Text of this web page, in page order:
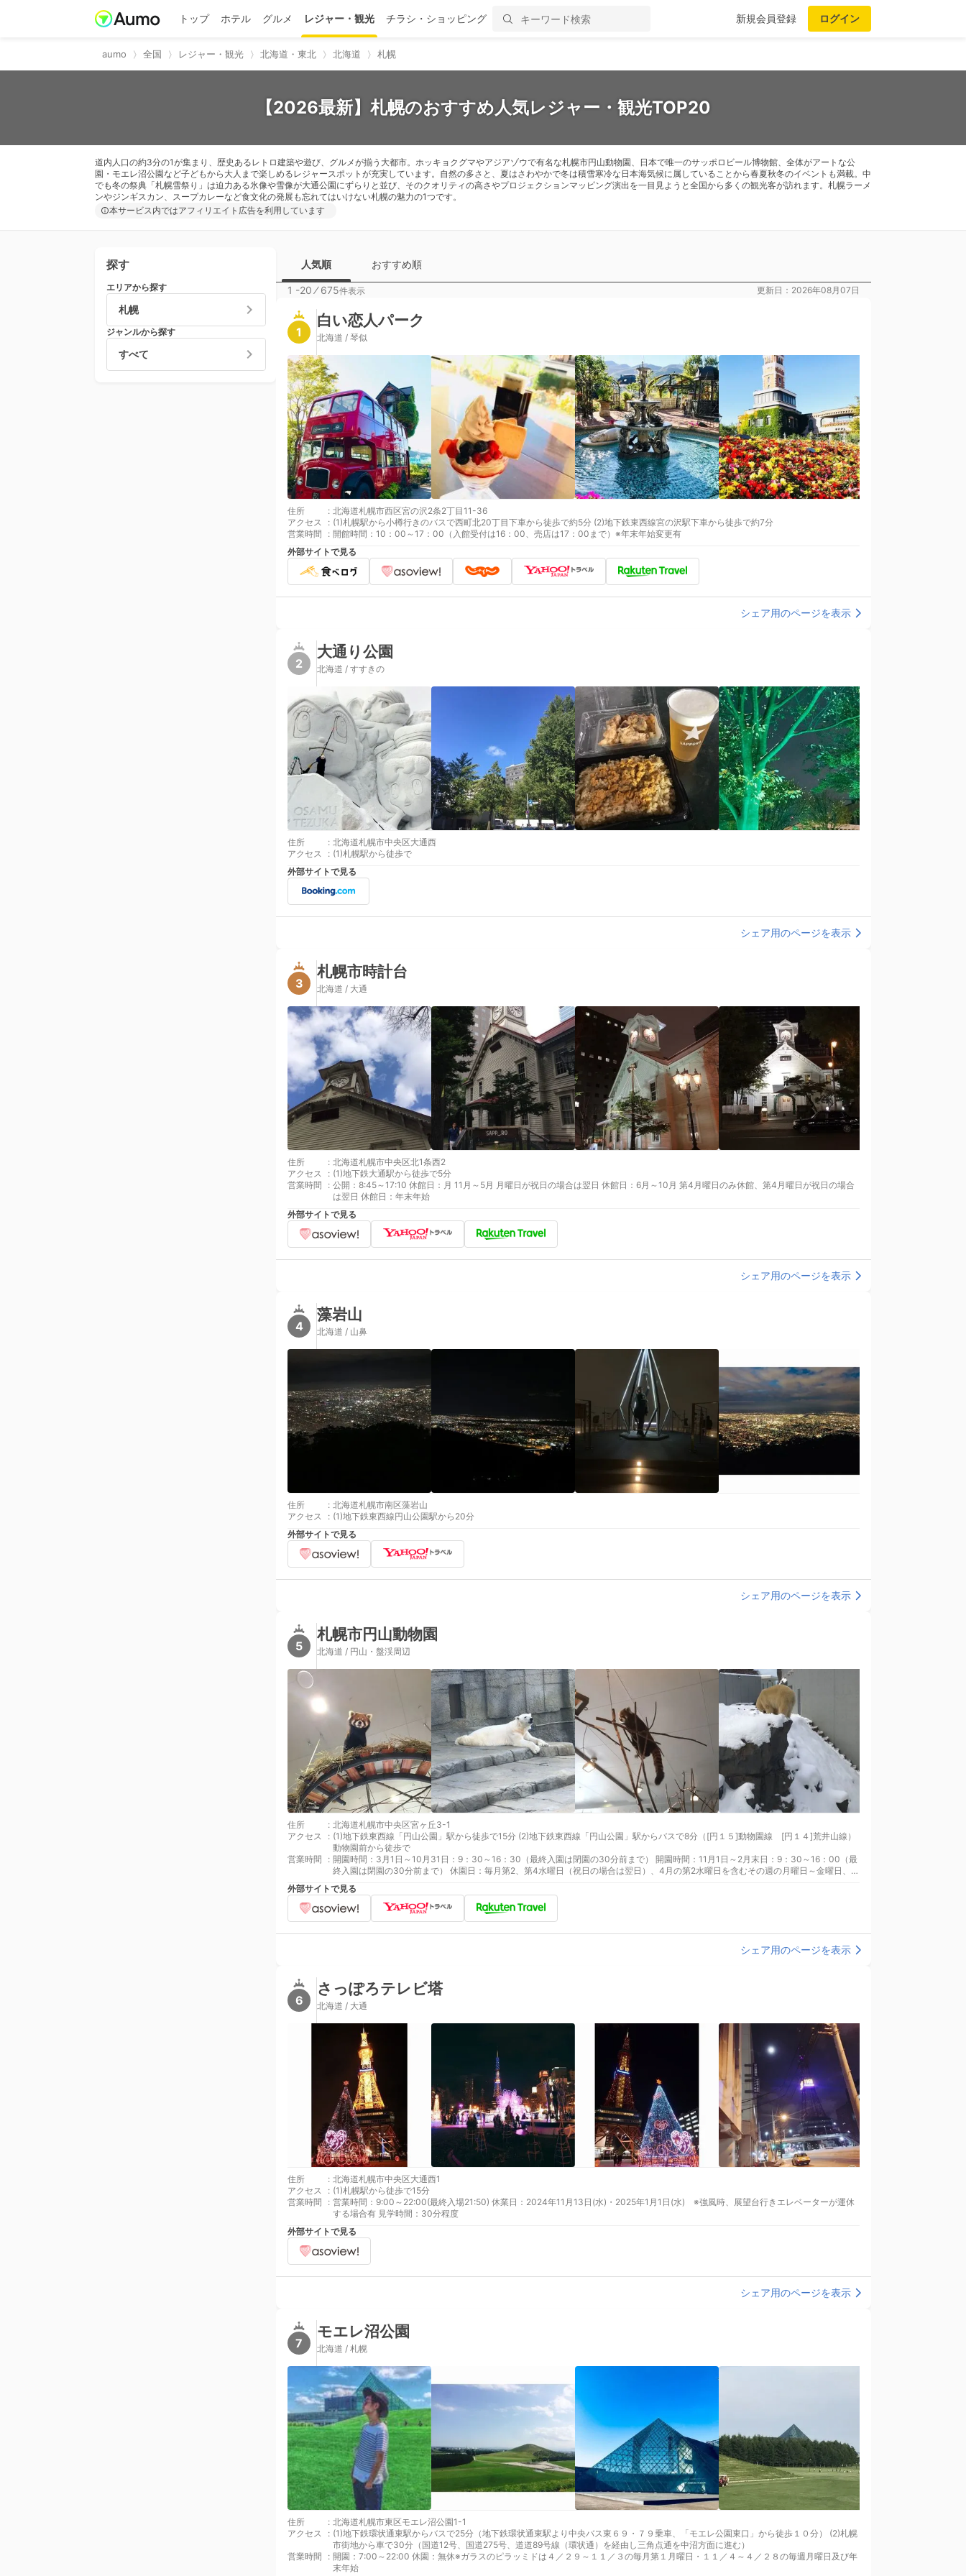
トップ ホテル グルメ レジャー・観光 チラシ・ショッピング 新規会員登録 ログイン
aumo 全国 レジャー・観光 北海道・東北 北海道 札幌
【2026最新】札幌のおすすめ人気レジャー・観光TOP20
道内人口の約3分の1が集まり、歴史あるレトロ建築や遊び、グルメが揃う大都市。ホッキョクグマやアジアゾウで有名な札幌市円山動物園、日本で唯一のサッポロビール博物館、全体がアートな公
園・モエレ沼公園など子どもから大人まで楽しめるレジャースポットが充実しています。自然の多さと、夏はさわやかで冬は積雪寒冷な日本海気候に属していることから春夏秋冬のイベントも満載。中
でも冬の祭典「札幌雪祭り」は迫力ある氷像や雪像が大通公園にずらりと並び、そのクオリティの高さやプロジェクションマッピング演出を一目見ようと全国から多くの観光客が訪れます。札幌ラーメ
ンやジンギスカン、スープカレーなど食文化の発展も忘れてはいけない札幌の魅力の1つです。
本サービス内ではアフィリエイト広告を利用しています
探す
エリアから探す
札幌
ジャンルから探す
すべて
人気順 おすすめ順
1 -20 ⁄675件表示 更新日：2026年08月07日
1
白い恋人パーク
北海道 / 琴似
住所 : 北海道札幌市西区宮の沢2条2丁目11-36
アクセス
:
(1)札幌駅から小樽行きのバスで西町北20丁目下車から徒歩で約5分 (2)地下鉄東西線宮の沢駅下車から徒歩で約7分
営業時間
: 開館時間：10：00～17：00（入館受付は16：00、売店は17：00まで）※年末年始変更有
外部サイトで見る
シェア用のページを表示
2
大通り公園
北海道 / すすきの
住所 : 北海道札幌市中央区大通西
アクセス
: (1)札幌駅から徒歩で
外部サイトで見る
シェア用のページを表示
3
札幌市時計台
北海道 / 大通
住所 : 北海道札幌市中央区北1条西2
アクセス
: (1)地下鉄大通駅から徒歩で5分
営業時間
: 公開：8:45～17:10 休館日：月 11月～5月 月曜日が祝日の場合は翌日 休館日：6月～10月 第4月曜日のみ休館、第4月曜日が祝日の場合
は翌日 休館日：年末年始
外部サイトで見る
シェア用のページを表示
4
藻岩山
北海道 / 山鼻
住所 : 北海道札幌市南区藻岩山
アクセス
: (1)地下鉄東西線円山公園駅から20分
外部サイトで見る
シェア用のページを表示
5
札幌市円山動物園
北海道 / 円山・盤渓周辺
住所 : 北海道札幌市中央区宮ヶ丘3-1
アクセス
: (1)地下鉄東西線「円山公園」駅から徒歩で15分 (2)地下鉄東西線「円山公園」駅からバスで8分（[円１５]動物園線 [円１４]荒井山線）
動物園前から徒歩で
営業時間
: 開園時間：3月1日～10月31日：9：30～16：30（最終入園は閉園の30分前まで） 開園時間：11月1日～2月末日：9：30～16：00（最
終入園は閉園の30分前まで） 休園日：毎月第2、第4水曜日（祝日の場合は翌日）、4月の第2水曜日を含むその週の月曜日～金曜日、11
月の第２水曜日を含むその週の月曜日～金曜日、12月29日～31日
外部サイトで見る
シェア用のページを表示
6
さっぽろテレビ塔
北海道 / 大通
住所 : 北海道札幌市中央区大通西1
アクセス
: (1)札幌駅から徒歩で15分
営業時間
: 営業時間：9:00～22:00(最終入場21:50) 休業日：2024年11月13日(水)・2025年1月1日(水) ※強風時、展望台行きエレベーターが運休
する場合有 見学時間：30分程度
外部サイトで見る
シェア用のページを表示
7
モエレ沼公園
北海道 / 札幌
住所 : 北海道札幌市東区モエレ沼公園1-1
アクセス
: (1)地下鉄環状通東駅からバスで25分（地下鉄環状通東駅より中央バス東６９・７９乗車、「モエレ公園東口」から徒歩１０分） (2)札幌
市街地から車で30分（国道12号、国道275号、道道89号線（環状通）を経由し三角点通を中沼方面に進む）
営業時間
: 開園：7:00～22:00 休園：無休※ガラスのピラッミドは４／２９～１１／３の毎月第１月曜日・１１／４～４／２８の毎週月曜日及び年
末年始